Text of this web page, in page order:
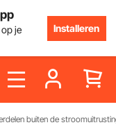
op je
Installeren
buiten de